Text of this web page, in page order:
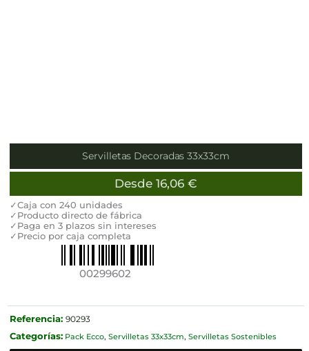
Servilletas Decoradas 33x33cm
Desde 16,06 €
✓Caja con 240 unidades
✓Producto directo de fábrica
✓Paga en 3 plazos sin intereses
✓Precio por caja completa
00299602
Referencia: 90293
Categorías: Pack Ecco, Servilletas 33x33cm, Servilletas Sostenibles